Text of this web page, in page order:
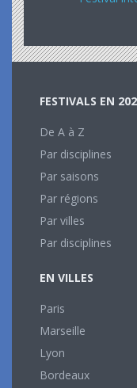
FESTIVALS EN
De A à Z
Par disciplines
Par saisons
Par régions
Par villes
Par disciplines
EN VILLES
Paris
Marseille
Lyon
Bordeaux